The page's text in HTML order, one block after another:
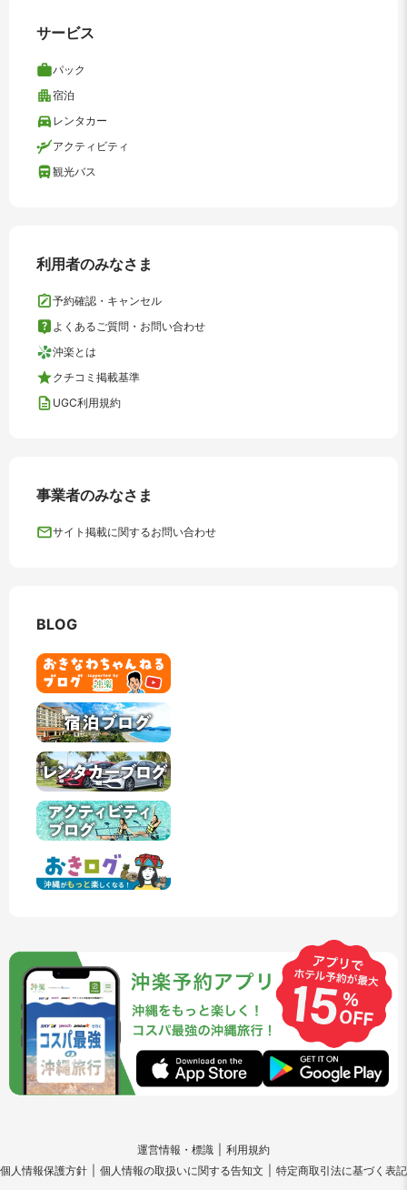
サービス
パック
宿泊
レンタカー
アクティビティ
観光バス
利用者のみなさま
予約確認・キャンセル
よくあるご質問・お問い合わせ
沖楽とは
クチコミ掲載基準
UGC利用規約
事業者のみなさま
サイト掲載に関するお問い合わせ
BLOG
運営情報・標識
利用規約
個人情報保護方針
個人情報の取扱いに関する告知文 特定商取引法に基づく表記